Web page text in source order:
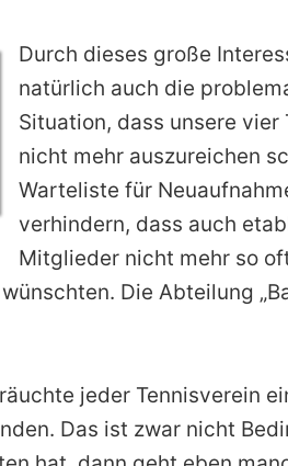
Durch dieses große
natürlich auch die
Situation, dass unsere vier
nicht mehr auszureichen
Warteliste für
verhindern, dass auch
Mitglieder nicht mehr so
Die Abteilung
jeder Tennisverein
Das ist zwar nicht